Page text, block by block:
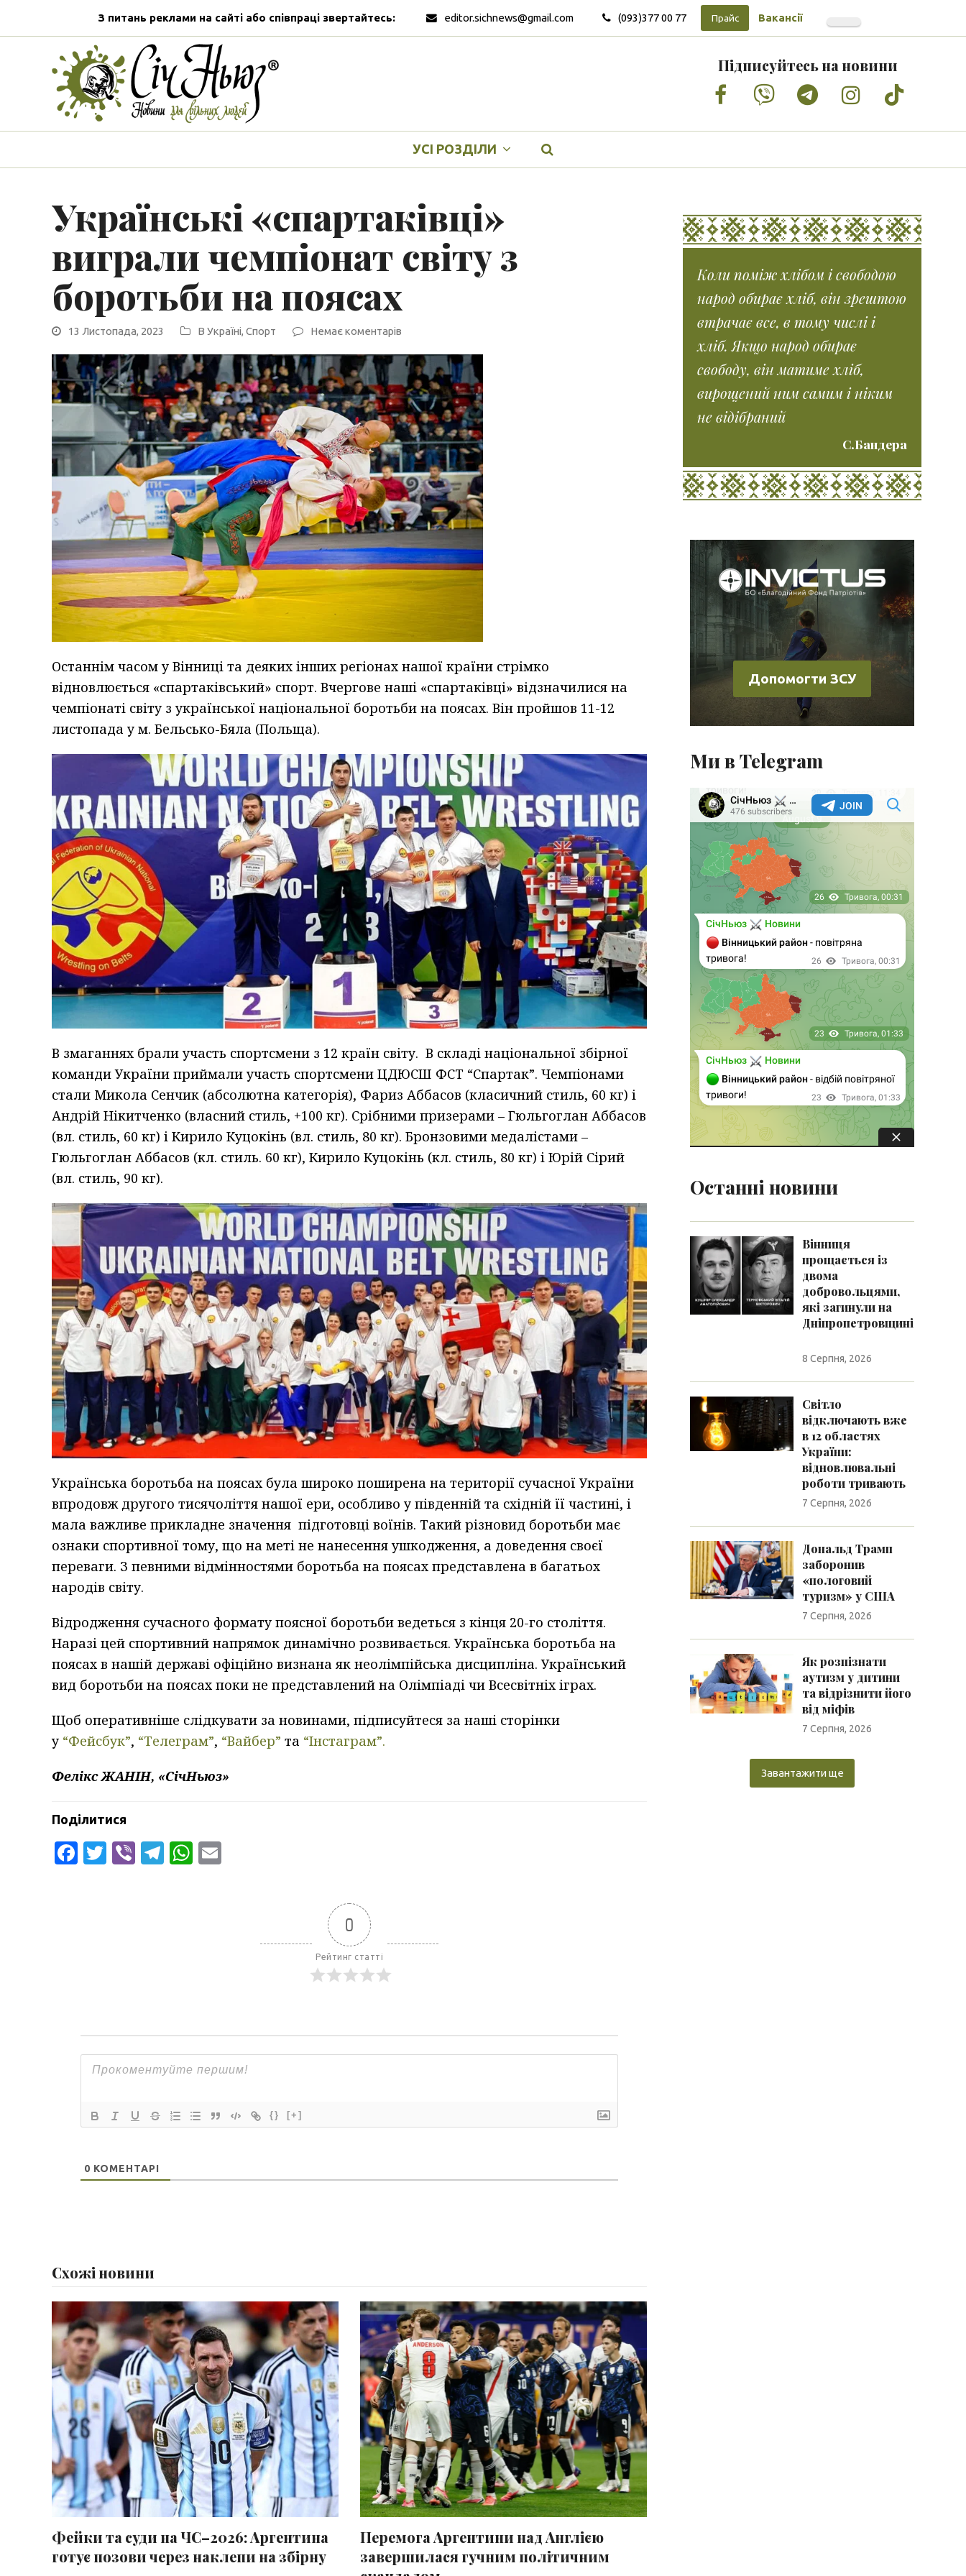
З питань реклами на сайті або співпраці звертайтесь: editor.sichnews@gmail.com (093)377 00 77 Прайс Вакансії
Підписуйтесь на новини
Facebook
VimeoTumblrInstagram
Tiktok
УСІ РОЗДІЛИ
Українські «спартаківці»
виграли чемпіонат світу з
боротьби на поясах
13 Листопада, 2023 В Україні, Спорт Немає коментарів
Останнім часом у Вінниці та деяких інших регіонах нашої країни стрімко
відновлюється «спартаківський» спорт. Вчергове наші «спартаківці» відзначилися на
чемпіонаті світу з української національної боротьби на поясах. Він пройшов 11-12
листопада у м. Бельсько-Бяла (Польща).
В змаганнях брали участь спортсмени з 12 країн світу. В складі національної збірної
команди України приймали участь спортсмени ЦДЮСШ ФСТ “Спартак”. Чемпіонами
стали Микола Сенчик (абсолютна категорія), Фариз Аббасов (класичний стиль, 60 кг) і
Андрій Нікитченко (власний стиль, +100 кг). Срібними призерами – Гюльгоглан Аббасов
(вл. стиль, 60 кг) і Кирило Куцокінь (вл. стиль, 80 кг). Бронзовими медалістами –
Гюльгоглан Аббасов (кл. стиль. 60 кг), Кирило Куцокінь (кл. стиль, 80 кг) і Юрій Сірий
(вл. стиль, 90 кг).
Українська боротьба на поясах була широко поширена на території сучасної України
впродовж другого тисячоліття нашої ери, особливо у південній та східній її частині, і
мала важливе прикладне значення підготовці воїнів. Такий різновид боротьби має
ознаки спортивної тому, що на меті не нанесення ушкодження, а доведення своєї
переваги. З певними відмінностями боротьба на поясах представлена в багатьох
народів світу.
Відродження сучасного формату поясної боротьби ведеться з кінця 20-го століття.
Наразі цей спортивний напрямок динамічно розвивається. Українська боротьба на
поясах в нашій державі офіційно визнана як неолімпійська дисципліна. Український
вид боротьби на поясах поки не представлений на Олімпіаді чи Всесвітніх іграх.
Щоб оперативніше слідкувати за новинами, підписуйтеся за наші сторінки
у “Фейсбук”, “Телеграм”, “Вайбер” та “Інстаграм”.
Фелікс ЖАНІН, «СічНьюз»
Поділитися
Facebook
Twitter
ViberTelegram
WhatsApp
0
Рейтинг статті
{} [+]
0 КОМЕНТАРІ
Схожі новини
Фейки та суди на ЧС–2026: Аргентина
готує позови через наклепи на збірну
Перемога Аргентини над Англією
завершилася гучним політичним
Коли поміж хлібом і свободою
народ обирає хліб, він зрештою
втрачає все, в тому числі і
хліб. Якщо народ обирає
свободу, він матиме хліб,
вирощений ним самим і ніким
не відібраний
С.Бандера
Допомогти ЗСУ
Ми в Telegram
Останні новини
Вінниця
прощається із
двома
добровольцями,
які загинули на
Дніпропетровщині
8 Серпня, 2026
Світло
відключають вже
в 12 областях
України:
відновлювальні
роботи тривають
7 Серпня, 2026
Дональд Трамп
заборонив
«пологовий
туризм» у США
7 Серпня, 2026
Як розпізнати
аутизм у дитини
та відрізнити його
від міфів
7 Серпня, 2026
Завантажити ще